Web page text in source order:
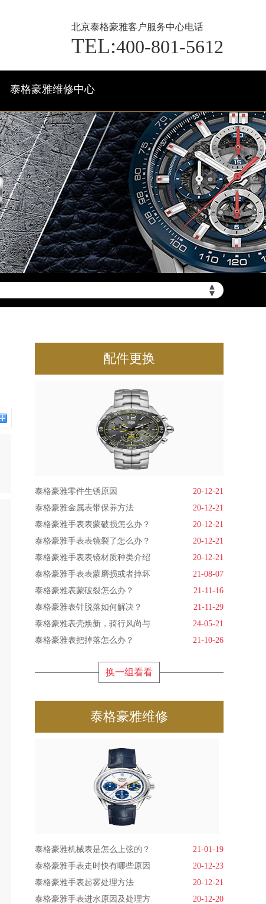
北京泰格豪雅客户服务中心电话
TEL:400-801-5612
泰格豪雅维修中心
▲
▼
配件更换
泰格豪雅零件生锈原因
20-12-21
泰格豪雅金属表带保养方法
20-12-21
泰格豪雅手表表蒙破损怎么办？
20-12-21
泰格豪雅手表表镜裂了怎么办？
20-12-21
泰格豪雅手表表镜材质种类介绍
20-12-21
泰格豪雅手表表蒙磨损或者摔坏
21-08-07
泰格豪雅表蒙破裂怎么办？
21-11-16
泰格豪雅表针脱落如何解决？
21-11-29
泰格豪雅表壳焕新，骑行风尚与
24-05-21
泰格豪雅表把掉落怎么办？
21-10-26
换一组看看
泰格豪雅维修
泰格豪雅机械表是怎么上弦的？
21-01-19
泰格豪雅手表走时快有哪些原因
20-12-23
泰格豪雅手表起雾处理方法
20-12-21
泰格豪雅手表进水原因及处理方
20-12-20